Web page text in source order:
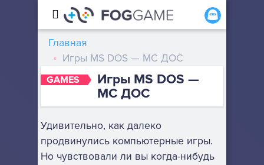
GAMES
Игры MS DOS —
МС ДОС
Главная
Игры MS DOS — МС ДОС
Удивительно, как далеко
продвинулись компьютерные игры.
Но чувствовали ли вы когда-нибудь